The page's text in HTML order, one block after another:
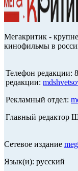
Мегакритик -
кинофильмы в
Телефон редакции:
редакции:
Рекламный отдел:
Главный редактор
Сетевое издание
Язык(и): русский